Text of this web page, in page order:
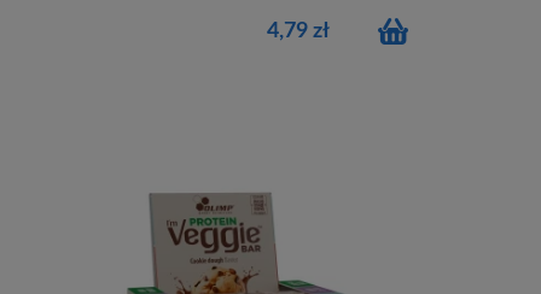
4,79 zł